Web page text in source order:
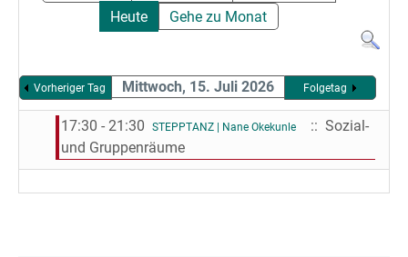
Heute
Gehe zu Monat
Vorheriger Tag Mittwoch, 15. Juli 2026 Folgetag
17:30 - 21:30 STEPPTANZ | Nane Okekunle
:: Sozial-
und Gruppenräume